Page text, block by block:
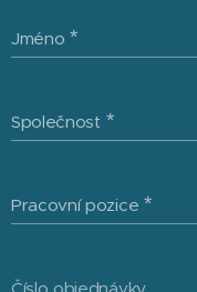
Jméno
Společnost
Pracovní pozice